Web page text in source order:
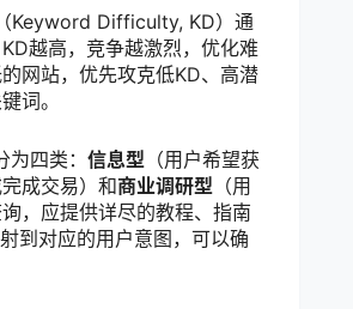
Keyword Difficulty, KD）通
越高，竞争越激烈，优化难
网站，优先攻克低KD、高潜
词。
四类： 信息型 （用户希望获
成交易）和商业调研型 （用
，应提供详尽的教程、指南
到对应的用户意图，可以确